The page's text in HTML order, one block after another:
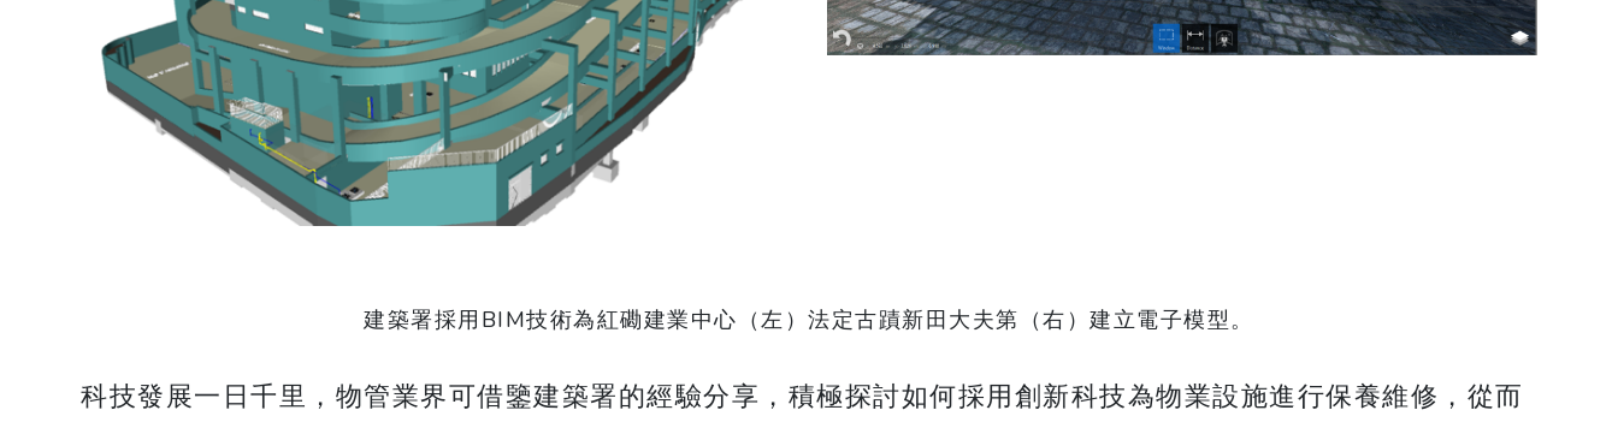
建築署採用BIM技術為紅磡建業中心（左）法定古蹟新田大夫第（右）建立電子模型。
科技發展一日千里，物管業界可借鑒建築署的經驗分享，積極探討如何採用創新科技為物業設施進行保養維修，從而